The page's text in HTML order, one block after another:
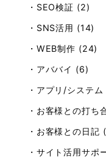
・SEO検証 (2)
・SNS活用 (14)
・WEB制作 (24)
・アババイ (6)
・アプリ/システ
・お客様との打ち
・お客様との日記
・サイト活用サポ